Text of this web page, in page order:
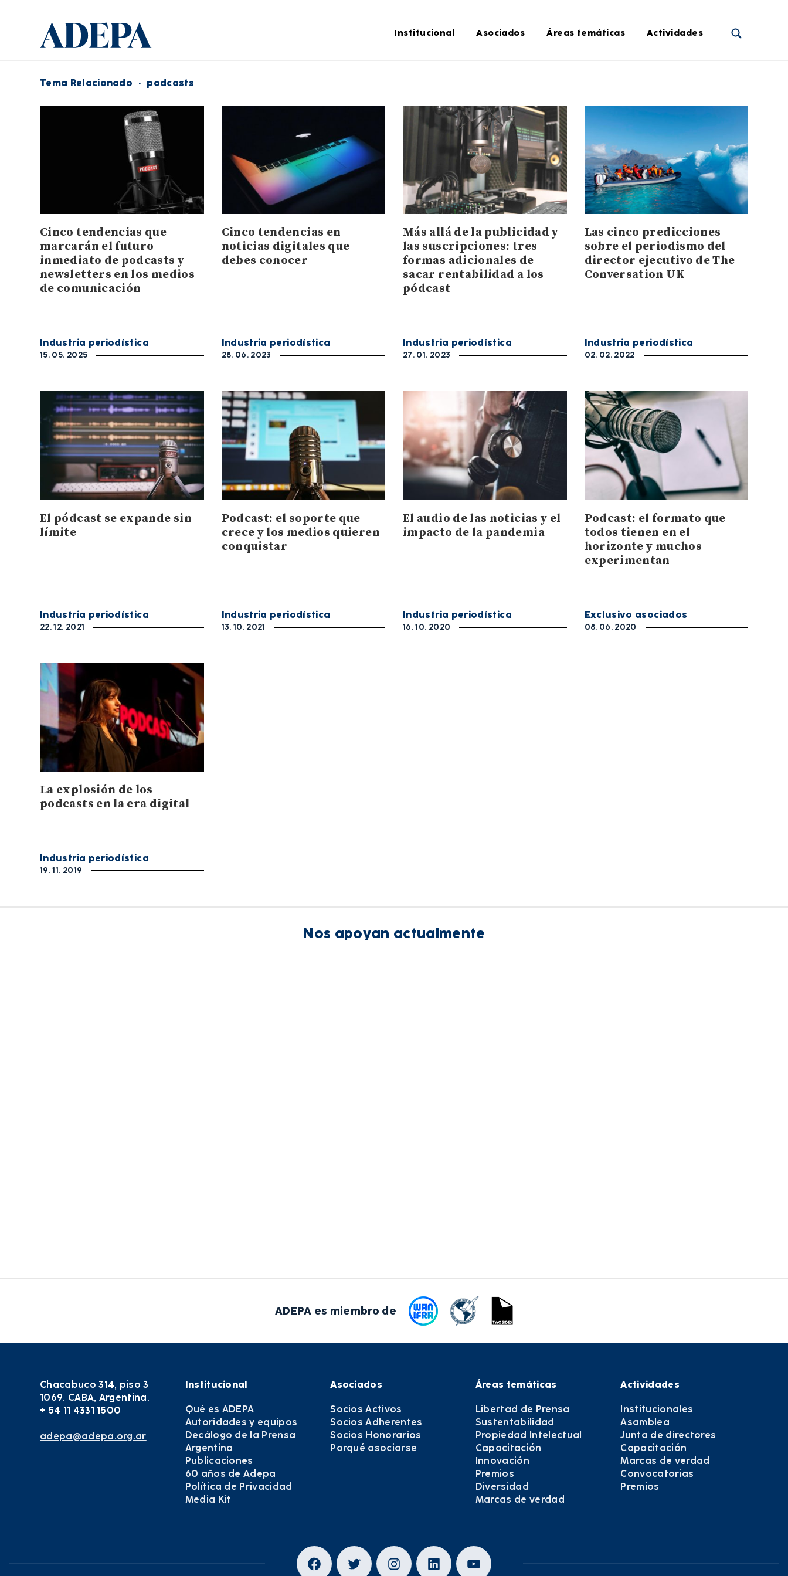
Institucional Asociados Áreas temáticas Actividades
Tema Relacionado · podcasts
Cinco tendencias que
marcarán el futuro
inmediato de podcasts y
newsletters en los medios
de comunicación
Industria periodística
15. 05. 2025
Cinco tendencias en
noticias digitales que
debes conocer
Industria periodística
28. 06. 2023
Más allá de la publicidad y
las suscripciones: tres
formas adicionales de
sacar rentabilidad a los
pódcast
Industria periodística
27. 01. 2023
Las cinco predicciones
sobre el periodismo del
director ejecutivo de The
Conversation UK
Industria periodística
02. 02. 2022
El pódcast se expande sin
límite
Industria periodística
22. 12. 2021
Podcast: el soporte que
crece y los medios quieren
conquistar
Industria periodística
13. 10. 2021
El audio de las noticias y el
impacto de la pandemia
Industria periodística
16. 10. 2020
Podcast: el formato que
todos tienen en el
horizonte y muchos
experimentan
Exclusivo asociados
08. 06. 2020
La explosión de los
podcasts en la era digital
Industria periodística
19. 11. 2019
Nos apoyan actualmente
ADEPA es miembro de
Chacabuco 314, piso 3
1069. CABA, Argentina.
+ 54 11 4331 1500
adepa@adepa.org.ar
Institucional
Qué es ADEPA
Autoridades y equipos
Decálogo de la Prensa
Argentina
Publicaciones
60 años de Adepa
Política de Privacidad
Media Kit
Asociados
Socios Activos
Socios Adherentes
Socios Honorarios
Porqué asociarse
Áreas temáticas
Libertad de Prensa
Sustentabilidad
Propiedad Intelectual
Capacitación
Innovación
Premios
Diversidad
Marcas de verdad
Actividades
Institucionales
Asamblea
Junta de directores
Capacitación
Marcas de verdad
Convocatorias
Premios
Facebook
TwitterInstagram
LinkedInYouTube